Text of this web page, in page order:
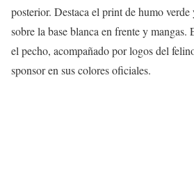
posterior. Destaca el print de humo verde
sobre la base blanca en frente y mangas.
el pecho, acompañado por logos del
sponsor en sus colores oficiales.